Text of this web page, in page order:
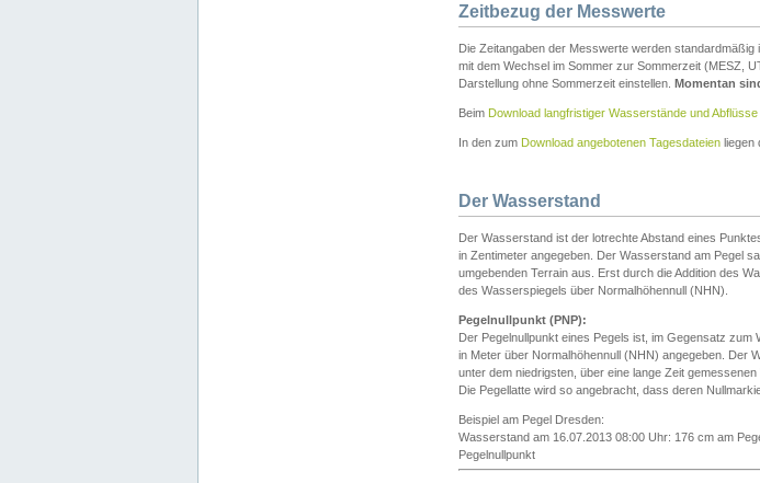
Zeitbezug der Messwerte
Die Zeitangaben der Messwerte werden
mit dem Wechsel im Sommer zur Sommerzeit (MESZ,
Darstellung ohne Sommerzeit einstellen. Momentan
Beim Download langfristiger Wasserstände und Abflüsse
In den zum Download angebotenen Tagesdateien liegen
Der Wasserstand
Der Wasserstand ist der lotrechte Abstand eines
in Zentimeter angegeben. Der Wasserstand am Pegel
umgebenden Terrain aus. Erst durch die Addition des
des Wasserspiegels über Normalhöhennull (NHN).
Pegelnullpunkt (PNP):
Der Pegelnullpunkt eines Pegels ist, im Gegensatz
in Meter über Normalhöhennull (NHN) angegeben. Der
unter dem niedrigsten, über eine lange Zeit gemessenen
Die Pegellatte wird so angebracht, dass deren
Beispiel am Pegel Dresden:
Wasserstand am 16.07.2013 08:00 Uhr: 176 cm am
Pegelnullpunkt